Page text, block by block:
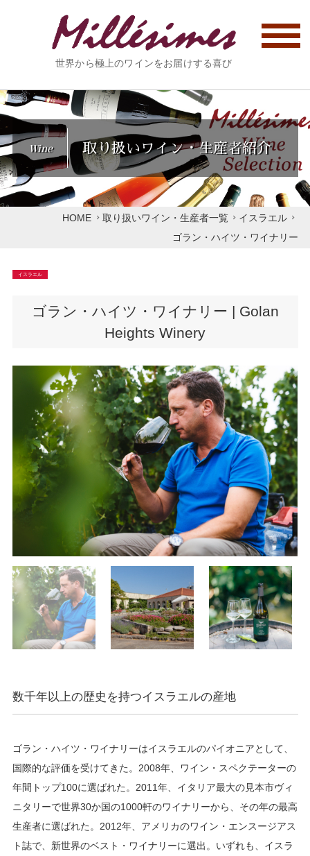
世界から極上のワインをお届けする喜び
Wine 取り扱いワイン・生産者紹介
HOME 取り扱いワイン・生産者一覧
イスラエル
ゴラン・ハイツ・ワイナリー
イスラエル
ゴラン・ハイツ・ワイナリー | Golan
Heights Winery
数千年以上の歴史を持つイスラエルの産地
ゴラン・ハイツ・ワイナリーはイスラエルのパイオニアとして、
国際的な評価を受けてきた。2008年、ワイン・スペクテーターの
年間トップ100に選ばれた。2011年、イタリア最大の見本市ヴィ
ニタリーで世界30か国の1000軒のワイナリーから、その年の最高
生産者に選ばれた。2012年、アメリカのワイン・エンスージアス
ト誌で、新世界のベスト・ワイナリーに選出。いずれも、イスラ